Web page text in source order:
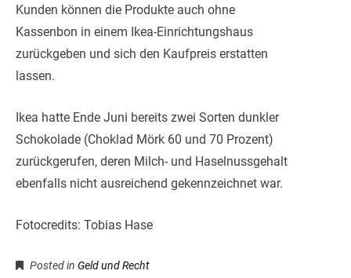
Kunden können die Produkte auch ohne
Kassenbon in einem Ikea-Einrichtungshaus
zurückgeben und sich den Kaufpreis erstatten
lassen.
Ikea hatte Ende Juni bereits zwei Sorten dunkler
Schokolade (Choklad Mörk 60 und 70 Prozent)
zurückgerufen, deren Milch- und Haselnussgehalt
ebenfalls nicht ausreichend gekennzeichnet war.
Fotocredits: Tobias Hase
Posted in Geld und Recht